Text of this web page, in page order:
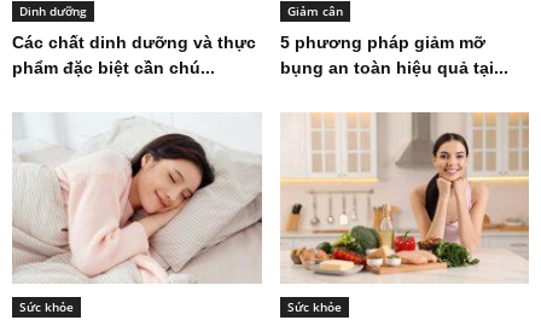
Dinh dưỡng
Các chất dinh dưỡng và thực
phẩm đặc biệt cần chú...
Giảm cân
5 phương pháp giảm mỡ
bụng an toàn hiệu quả tại...
Sức khỏe Sức khỏe